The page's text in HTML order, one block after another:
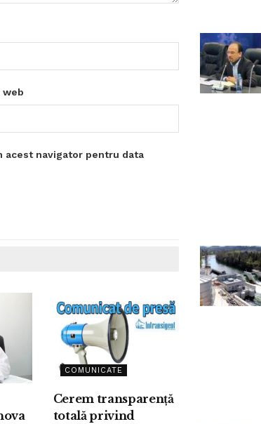
web
navigator pentru data
COMUNICATE
Cerem transparență
totală privind